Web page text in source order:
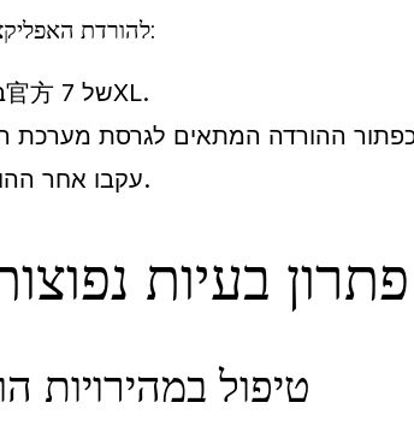
להורדת האפליקציה במחשבים אישיים:
בקרו באתר הע官方 של 7XL.
עקבו אחר ההוראות להתקנה.
פתרון בעיות
טיפול במהירויות